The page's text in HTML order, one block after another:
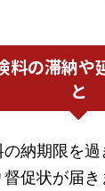
料の滞納や
と
納期限を
促状が届き